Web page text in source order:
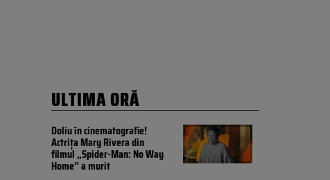
ULTIMA ORĂ
Doliu în cinematografie!
Actrița Mary Rivera din
filmul „Spider-Man: No Way
Home” a murit